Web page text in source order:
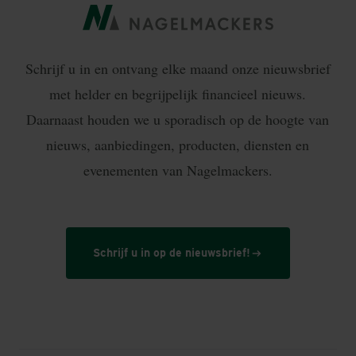
Schrijf u in en ontvang elke maand onze nieuwsbrief
met helder en begrijpelijk financieel nieuws.
Daarnaast houden we u sporadisch op de hoogte van
nieuws, aanbiedingen, producten, diensten en
evenementen van Nagelmackers.
Schrijf u in op de nieuwsbrief!